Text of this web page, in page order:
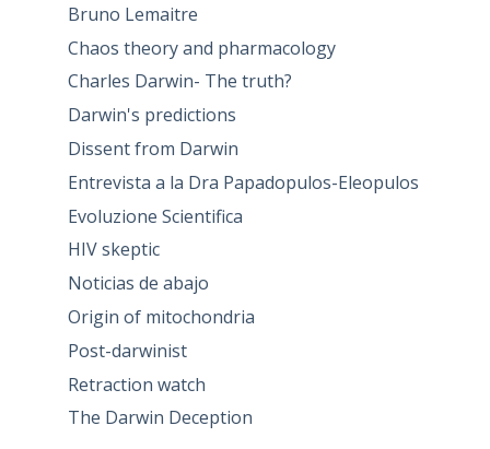
Bruno Lemaitre
Chaos theory and pharmacology
Charles Darwin- The truth?
Darwin's predictions
Dissent from Darwin
Entrevista a la Dra Papadopulos-Eleopulos
Evoluzione Scientifica
HIV skeptic
Noticias de abajo
Origin of mitochondria
Post-darwinist
Retraction watch
The Darwin Deception